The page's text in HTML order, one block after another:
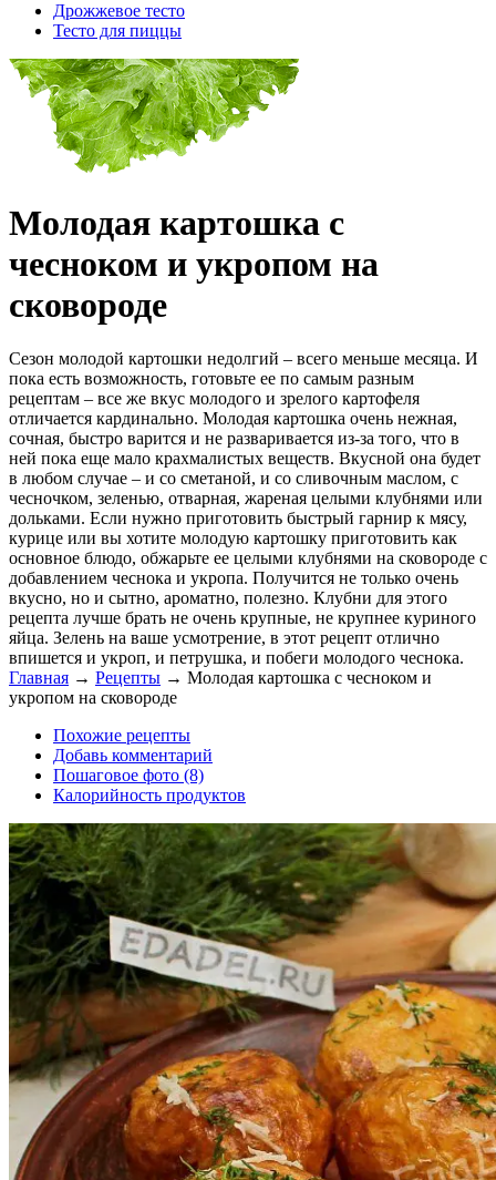
Дрожжевое тесто
Тесто для пиццы
Молодая картошка с
чесноком и укропом на
сковороде
Сезон молодой картошки недолгий – всего меньше месяца. И
пока есть возможность, готовьте ее по самым разным
рецептам – все же вкус молодого и зрелого картофеля
отличается кардинально. Молодая картошка очень нежная,
сочная, быстро варится и не разваривается из-за того, что в
ней пока еще мало крахмалистых веществ. Вкусной она будет
в любом случае – и со сметаной, и со сливочным маслом, с
чесночком, зеленью, отварная, жареная целыми клубнями или
дольками. Если нужно приготовить быстрый гарнир к мясу,
курице или вы хотите молодую картошку приготовить как
основное блюдо, обжарьте ее целыми клубнями на сковороде с
добавлением чеснока и укропа. Получится не только очень
вкусно, но и сытно, ароматно, полезно. Клубни для этого
рецепта лучше брать не очень крупные, не крупнее куриного
яйца. Зелень на ваше усмотрение, в этот рецепт отлично
впишется и укроп, и петрушка, и побеги молодого чеснока.
Главная → Рецепты → Молодая картошка с чесноком и
укропом на сковороде
Похожие рецепты
Добавь комментарий
Пошаговое фото (8)
Калорийность продуктов